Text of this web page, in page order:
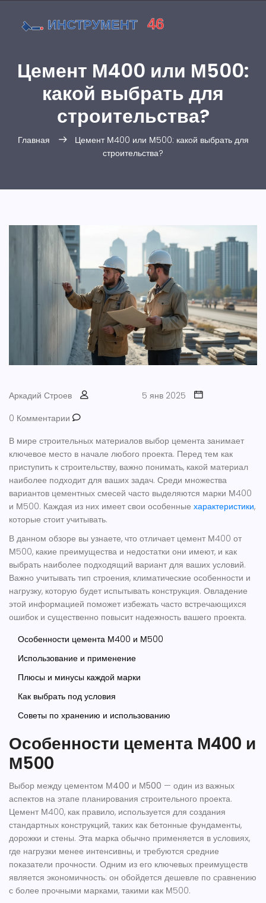
Цемент М400 или М500:
какой выбрать для
строительства?
Главная
Цемент М400 или М500: какой выбрать для
строительства?
Аркадий Строев
5 янв 2025
0 Комментарии
В мире строительных материалов выбор цемента занимает
ключевое место в начале любого проекта. Перед тем как
приступить к строительству, важно понимать, какой материал
наиболее подходит для ваших задач. Среди множества
вариантов цементных смесей часто выделяются марки М400
и М500. Каждая из них имеет свои особенные характеристики,
которые стоит учитывать.
В данном обзоре вы узнаете, что отличает цемент М400 от
М500, какие преимущества и недостатки они имеют, и как
выбрать наиболее подходящий вариант для ваших условий.
Важно учитывать тип строения, климатические особенности и
нагрузку, которую будет испытывать конструкция. Овладение
этой информацией поможет избежать часто встречающихся
ошибок и существенно повысит надежность вашего проекта.
Особенности цемента М400 и М500
Использование и применение
Плюсы и минусы каждой марки
Как выбрать под условия
Советы по хранению и использованию
Особенности цемента М400 и
М500
Выбор между цементом М400 и М500 — один из важных
аспектов на этапе планирования строительного проекта.
Цемент М400, как правило, используется для создания
стандартных конструкций, таких как бетонные фундаменты,
дорожки и стены. Эта марка обычно применяется в условиях,
где нагрузки менее интенсивны, и требуются средние
показатели прочности. Одним из его ключевых преимуществ
является экономичность: он обойдется дешевле по сравнению
с более прочными марками, такими как М500.